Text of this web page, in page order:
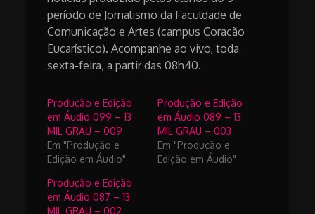
período de Jornalismo da Faculdade de
Comunicação e Artes (campus Coração
Eucarístico). Acompanhe ao vivo, toda
sexta-feira, a partir das 08h40.
Produção e Edição
em Áudio 099 – 13
MIL GRAU – 009
Em "Produção e
Edição em Áudio"
Produção e Edição
em Áudio 089 – 13
MIL GRAU – 003
Em "Produção e
Edição em Áudio"
Produção e Edição
em Áudio 087 – 13
MIL GRAU – 002